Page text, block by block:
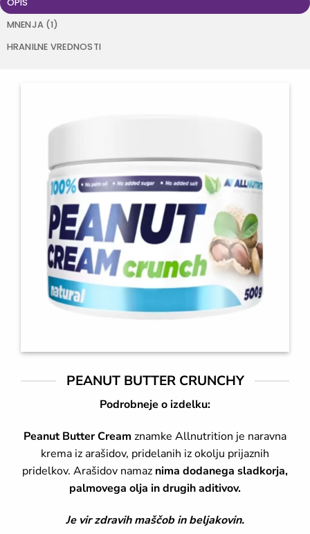
OPIS
MNENJA (1)
HRANILNE VREDNOSTI
PEANUT BUTTER CRUNCHY
Podrobneje o izdelku:
Peanut Butter Cream znamke Allnutrition je naravna
krema iz arašidov, pridelanih iz okolju prijaznih
pridelkov. Arašidov namaz nima dodanega sladkorja,
palmovega olja in drugih aditivov.
Je vir zdravih maščob in beljakovin.